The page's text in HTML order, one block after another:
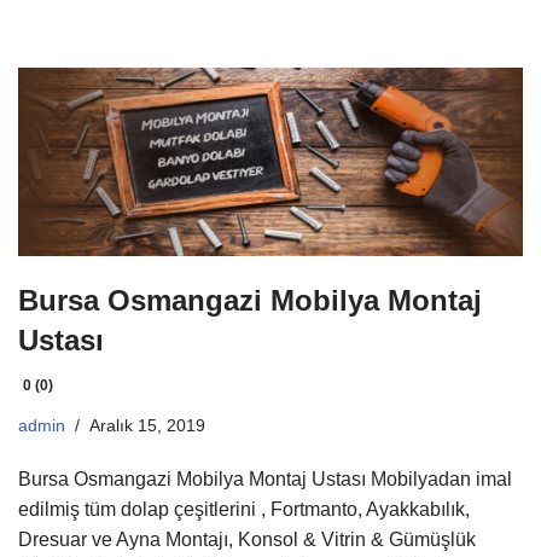
Bursa Osmangazi Mobilya Montaj
Ustası
0 (0)
admin Aralık 15, 2019
Bursa Osmangazi Mobilya Montaj Ustası Mobilyadan imal
edilmiş tüm dolap çeşitlerini , Fortmanto, Ayakkabılık,
Dresuar ve Ayna Montajı, Konsol & Vitrin & Gümüşlük